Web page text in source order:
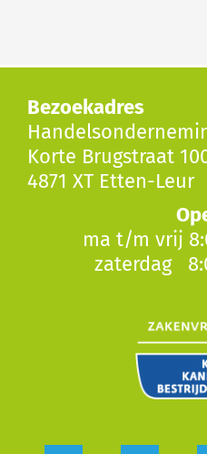
Bezoekadres
Korte Brugstraat
4871 XT Etten-Leur
ma t/m vrij
zaterdag